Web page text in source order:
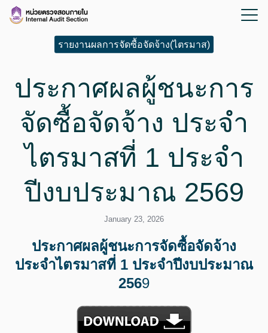
รายงานผลการจัดซื้อจัดจ้าง(ไตรมาส)
ประกาศผลผู้ชนะการ
จัดซื้อจัดจ้าง ประจำ
ไตรมาสที่ 1 ประจำ
ปีงบประมาณ 2569
January 23, 2026
ประกาศผลผู้ชนะการจัดซื้อจัดจ้าง
ประจำไตรมาสที่ 1 ประจำปีงบประมาณ
2569